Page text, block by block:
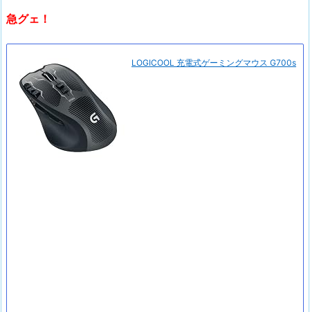
急グェ！
LOGICOOL 充電式ゲーミングマウス G700s